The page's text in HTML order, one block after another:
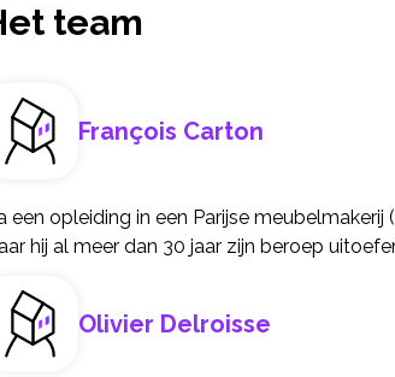
team
François Carton
een opleiding in een Parijse
hij al meer dan 30 jaar zijn beroep
Olivier Delroisse